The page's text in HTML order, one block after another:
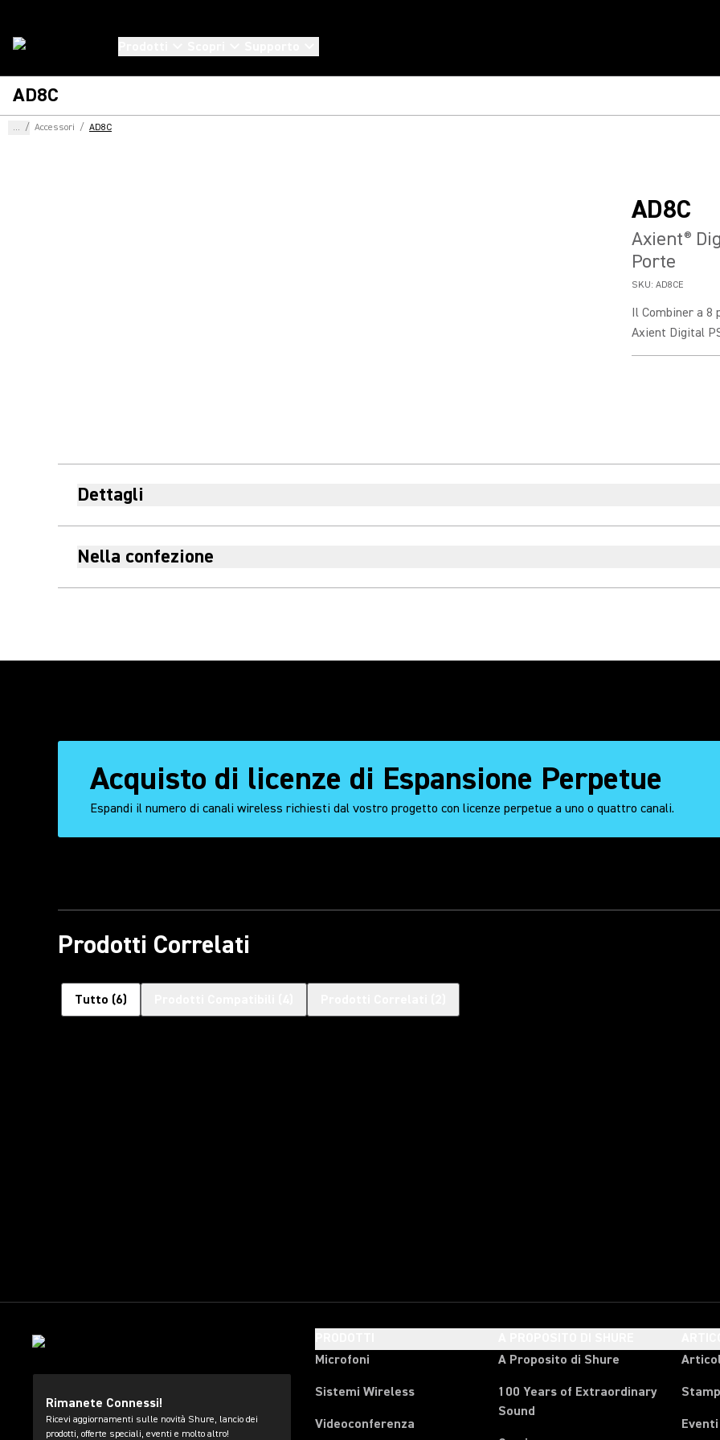
AD8C
... / Accessori / AD8C
AD8C
Axient®
Porte
SKU: AD8CE
Il Combiner a
Axient Digital
Dettagli
Nella confezione
Acquisto di licenze di Espansione Perpetue
Espandi il numero di canali wireless richiesti dal vostro progetto con licenze perpetue a uno o quattro canali.
Prodotti Correlati
Tutto (6)
Rimanete Connessi!
Ricevi aggiornamenti sulle novità Shure, lancio dei
prodotti, offerte speciali, eventi e molto altro!
Microfoni
Sistemi Wireless
Videoconferenza
A Proposito di Shure
100 Years of Extraordinary
Sound
Eventi